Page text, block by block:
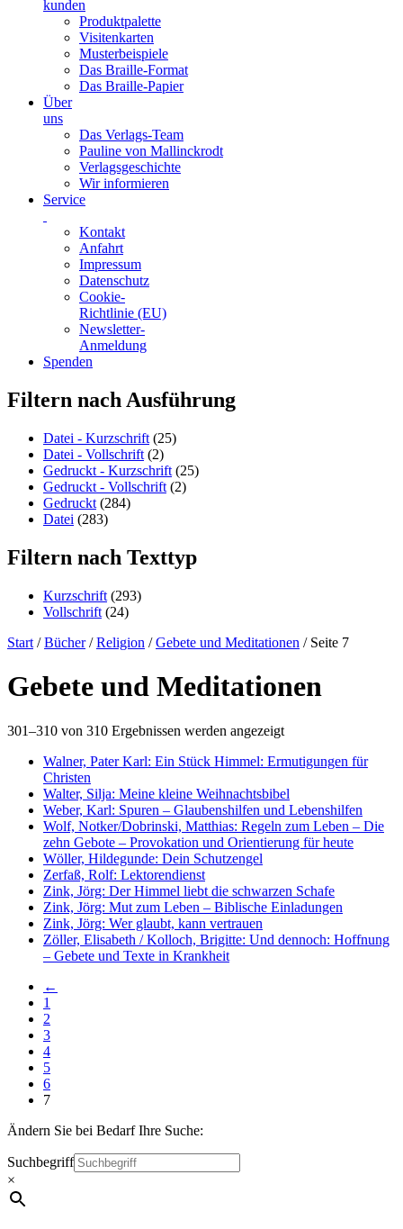
kunden
Produktpalette
Visitenkarten
Musterbeispiele
Das Braille-Format
Das Braille-Papier
Über
uns
Das Verlags-Team
Pauline von Mallinckrodt
Verlagsgeschichte
Wir informieren
Service
Kontakt
Anfahrt
Impressum
Datenschutz
Cookie-
Richtlinie (EU)
Newsletter-
Anmeldung
Spenden
Skip
to
Filtern nach Ausführung
Datei - Kurzschrift (25)
Datei - Vollschrift (2)
Gedruckt - Kurzschrift (25)
Gedruckt - Vollschrift (2)
Gedruckt (284)
Datei (283)
Filtern nach Texttyp
Kurzschrift (293)
Vollschrift (24)
Start /Bücher/Religion /Gebete und Meditationen / Seite 7
Gebete und Meditationen
301–310 von 310 Ergebnissen werden angezeigt
Walner, Pater Karl: Ein Stück Himmel: Ermutigungen für
Christen
Walter, Silja: Meine kleine Weihnachtsbibel
Weber, Karl: Spuren – Glaubenshilfen und Lebenshilfen
Wolf, Notker/Dobrinski, Matthias: Regeln zum Leben – Die
zehn Gebote – Provokation und Orientierung für heute
Wöller, Hildegunde: Dein Schutzengel
Zerfaß, Rolf: Lektorendienst
Zink, Jörg: Der Himmel liebt die schwarzen Schafe
Zink, Jörg: Mut zum Leben – Biblische Einladungen
Zink, Jörg: Wer glaubt, kann vertrauen
Zöller, Elisabeth / Kolloch, Brigitte: Und dennoch: Hoffnung
– Gebete und Texte in Krankheit
←
1
2
3
4
5
6
7
Ändern Sie bei Bedarf Ihre Suche:
Suchbegriff
×